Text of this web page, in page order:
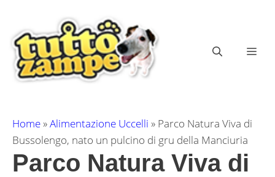
contenuto
Home»Alimentazione Uccelli » Parco Natura Viva di
Bussolengo, nato un pulcino di gru della Manciuria
Parco Natura Viva di